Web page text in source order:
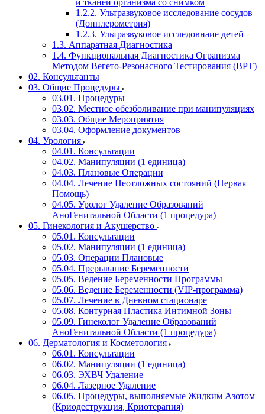
и тканей организма со снимком
1.2.2. Ультразвуковое исследование сосудов
(Допплерометрия)
1.2.3. Ультразвуковое исследовнаие детей
1.3. Аппаратная Диагностика
1.4. Функциональная Диагностика Огранизма
Методом Вегето-Резонасного Тестирования (ВРТ)
02. Консультанты
03. Общие Процедуры
03.01. Процедуры
03.02. Местное обезболивание при манипуляциях
03.03. Общие Мероприятия
03.04. Оформление документов
04. Урология
04.01. Консультации
04.02. Манипуляции (1 единица)
04.03. Плановые Операции
04.04. Лечение Неотложных состояний (Первая
Помощь)
04.05. Уролог Удаление Образований
АноГенитальной Области (1 процедура)
05. Гинекология и Акушерство
05.01. Консультации
05.02. Манипуляции (1 единица)
05.03. Операции Плановые
05.04. Прерывание Беременности
05.05. Ведение Беременности Программы
05.06. Ведение Беременности (VIP-программа)
05.07. Лечение в Дневном стационаре
05.08. Контурная Пластика Интимной Зоны
05.09. Гинеколог Удаление Образований
АноГенитальной Области (1 процедура)
06. Дерматология и Косметология
06.01. Консультации
06.02. Манипуляции (1 единица)
06.03. ЭХВЧ Удаление
06.04. Лазерное Удаление
06.05. Процедуры, выполняемые Жидким Азотом
(Криодеструкция, Криотерапия)